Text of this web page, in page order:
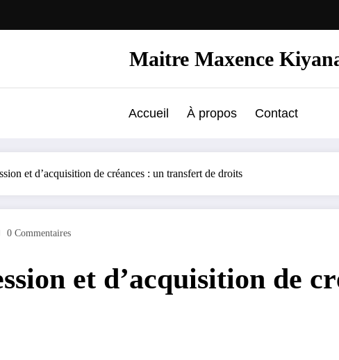
Maitre Maxence
Accueil À propos Contact
et d’acquisition de créances : un transfert de droits
0 Commentaires
et d’acquisition de